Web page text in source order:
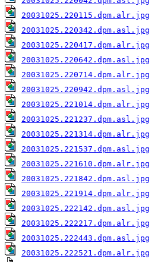
20031025.220115.dpm.alr.jpg
20031025.220342.dpm.asl.jpg
20031025.220417.dpm.alr.jpg
20031025.220642.dpm.asl.jpg
20031025.220714.dpm.alr.jpg
20031025.220942.dpm.asl.jpg
20031025.221014.dpm.alr.jpg
20031025.221237.dpm.asl.jpg
20031025.221314.dpm.alr.jpg
20031025.221537.dpm.asl.jpg
20031025.221610.dpm.alr.jpg
20031025.221842.dpm.asl.jpg
20031025.221914.dpm.alr.jpg
20031025.222142.dpm.asl.jpg
20031025.222217.dpm.alr.jpg
20031025.222443.dpm.asl.jpg
20031025.222521.dpm.alr.jpg